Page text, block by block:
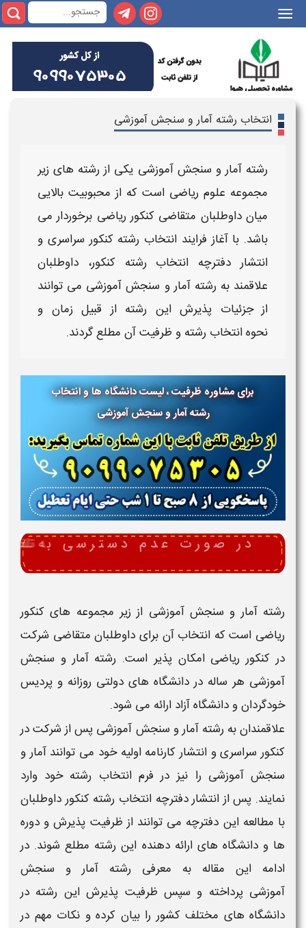
|||
انتخاب رشته آمار و سنجش آموزشی
رشته آمار و سنجش آموزشی یکی از رشته های زیر
مجموعه علوم ریاضی است که از محبوبیت بالایی
میان داوطلبان متقاضی کنکور ریاضی برخوردار می
باشد. با آغاز فرایند انتخاب رشته کنکور سراسری و
انتشار دفترچه انتخاب رشته کنکور، داوطلبان
علاقمند به رشته آمار و سنجش آموزشی می توانند
از جزئیات پذیرش این رشته از قبیل زمان و
نحوهانتخاب رشته و ظرفیتآن مطلع گردند.
برای مشاوره ظرفیت ، لیست دانشگاه ها و انتخاب
رشته آمار و سنجش آموزشی
رشته آمار و سنجش آموزشی از زیر مجموعه های کنکور
ریاضی است که انتخابآن برای داوطلبان متقاضی شرکت
در کنکور ریاضیامکان پذیر است. رشته آمار و سنجش
آموزشی هر ساله در دانشگاه های دولتی روزانه و پردیس
خودگردان ودانشگاهآزاد ارائه می شود.
علاقمندان به رشته آمار و سنجش آموزشی پس از شرکت در
کنکور سراسریو انتشار کارنامه اولیه خود می توانندآمار و
سنجش آموزشی را نیز در فرمانتخاب رشتهخود وارد
نمایند. پس از انتشار دفترچهانتخاب رشته کنکورداوطلبان
با مطالعه این دفترچه می توانند از ظرفیت پذیرش و دوره
ها ودانشگاه های ارائه دهنده این رشته مطلع شوند. در
ادامه این مقاله به معرفی رشته آمار و سنجش
آموزشیپرداخته و سپس ظرفیت پذیرش این رشته در
دانشگاه های مختلف کشور را بیان کرده و نکات مهم در